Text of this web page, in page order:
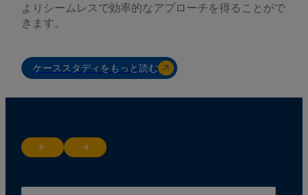
よりシームレスで効率的なアプローチを得ることがで
きます。
ケーススタディをもっと読む
Return to previous slide
Jump to next slide